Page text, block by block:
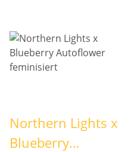
Northern Lights x
Blueberry